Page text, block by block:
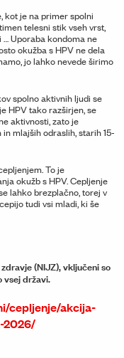
kot je na primer spolni
telesni stik vseh vrst,
Uporaba kondoma ne
okužba s HPV ne dela
jo lahko nevede širimo
spolno aktivnih ljudi se
HPV tako razširjen, se
aktivnosti, zato je
mlajših odraslih, starih 15-
To je
okužb s HPV. Cepljenje
lahko brezplačno, torej v
tudi vsi mladi, ki še
(NIJZ), vključeni so
vsej državi.
cepljenje/akcija-
2026/